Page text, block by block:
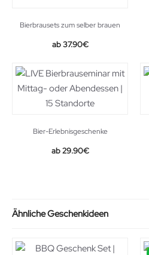
Bierbrausets zum selber brauen
Original
was:
37.90€Current
Bier-Erlebnisgeschenke
29.90€
Ähnliche Geschenkideen